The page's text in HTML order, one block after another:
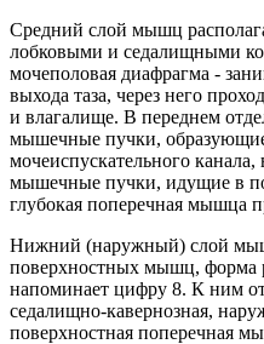
Средний слой мышц
лобковыми и седалищными
мочеполовая диафрагма -
выхода таза, через него
и влагалище. В переднем
мышечные пучки,
мочеиспускательного
мышечные пучки, идущие в
глубокая поперечная мышца
Нижний (наружный) слой
поверхностных мышц, форма
напоминает цифру 8. К ним
седалищно-кавернозная,
поверхностная поперечная